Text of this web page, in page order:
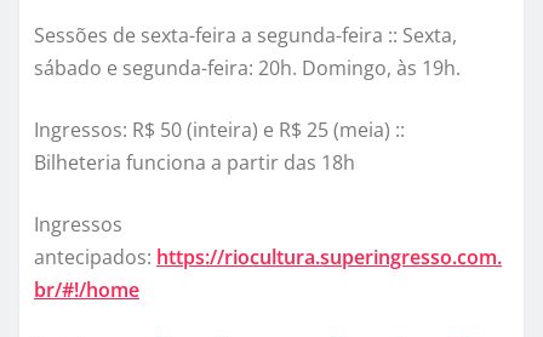
Sessões de sexta-feira a segunda-feira :: Sexta,
sábado e segunda-feira: 20h. Domingo, às 19h.
Ingressos: R$ 50 (inteira) e R$ 25 (meia) ::
Bilheteria funciona a partir das 18h
Ingressos
antecipados: https://riocultura.superingresso.com.
br/#!/home